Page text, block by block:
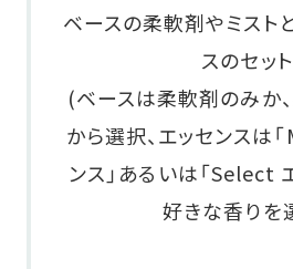
ベースの柔軟剤やミスト
スのセット
(ベースは柔軟剤のみか
から選択、エッセンスは
ンス」あるいは「Select
好きな香りを